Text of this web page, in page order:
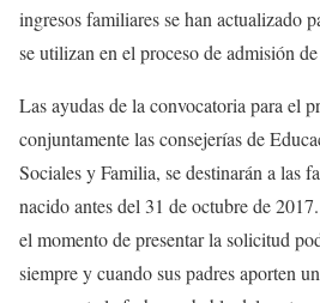
ingresos familiares se han actualizado
se utilizan en el proceso de admisión
Las ayudas de la convocatoria para el
conjuntamente las consejerías de
Sociales y Familia, se destinarán a las
nacido antes del 31 de octubre de
el momento de presentar la solicitud
siempre y cuando sus padres aporten